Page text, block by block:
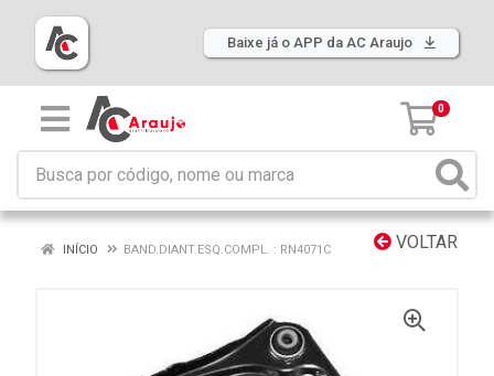
Baixe já o APP da AC Araujo
0
VOLTAR
INÍCIO BAND.DIANT.ESQ.COMPL. : RN4071C